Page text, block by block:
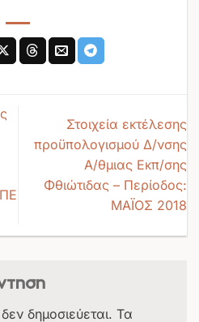
Στοιχεία εκτέλεσης
προϋπολογισμού Δ/νσης
Α/θμιας Εκπ/σης
Φθιώτιδας – Περίοδος:
ΜΑΪΟΣ 2018
δημοσιεύεται. Τα